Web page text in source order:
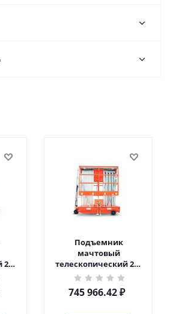
Подъемник
мачтовый
телескопический 200
кг 10 м TOR GTWY10-
200S DC 2-мачтовый
(автономный) (N) в
745 966.42₽